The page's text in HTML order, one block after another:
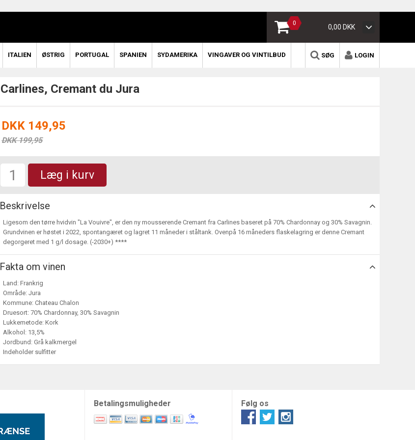
0 0,00 DKK
ITALIEN ØSTRIG PORTUGAL SPANIEN SYDAMERIKA VINGAVER OG VINTILBUD LOGIN
SØG
Carlines, Cremant du Jura
DKK 149,95
DKK 199,95
Læg i kurv
Beskrivelse
Ligesom den tørre hvidvin "La Vouivre", er den ny mousserende Cremant fra Carlines baseret på 70% Chardonnay og 30% Savagnin.
Grundvinen er høstet i 2022, spontangæret og lagret 11 måneder i ståltank. Ovenpå 16 måneders flaskelagring er denne Cremant
degorgeret med 1 g/l dosage. (-2030+) ****
Fakta om vinen
Land: Frankrig
Område: Jura
Kommune: Chateau Chalon
Druesort: 70% Chardonnay, 30% Savagnin
Lukkemetode: Kork
Alkohol: 13,5%
Jordbund: Grå kalkmergel
Indeholder sulfitter
Betalingsmuligheder Følg os